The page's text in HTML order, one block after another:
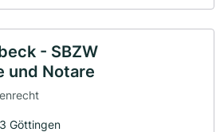
- SBZW
und Notare
Göttingen